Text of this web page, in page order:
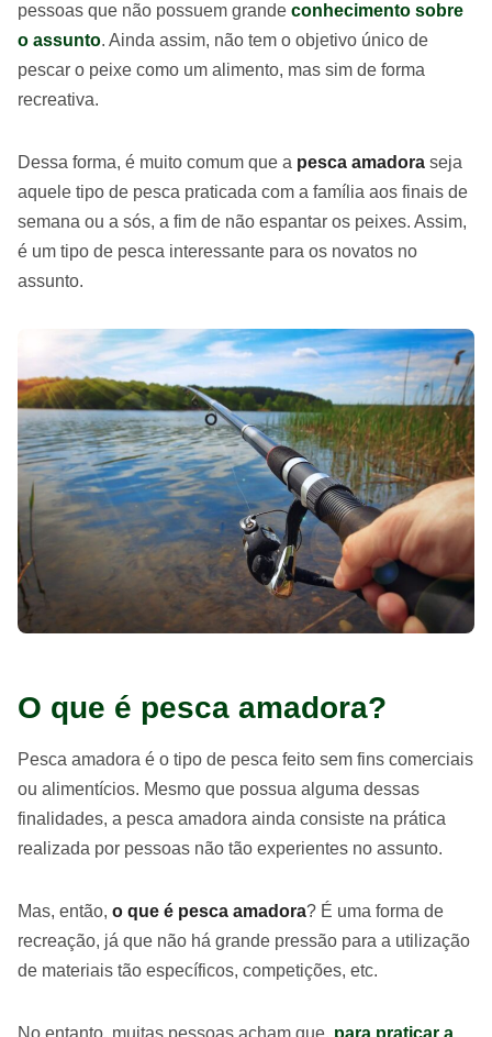
pessoas que não possuem grande conhecimento sobre
o assunto. Ainda assim, não tem o objetivo único de
pescar o peixe como um alimento, mas sim de forma
recreativa.
Dessa forma, é muito comum que a pesca amadora seja
aquele tipo de pesca praticada com a família aos finais de
semana ou a sós, a fim de não espantar os peixes. Assim,
é um tipo de pesca interessante para os novatos no
assunto.
O que é pesca amadora?
Pesca amadora é o tipo de pesca feito sem fins comerciais
ou alimentícios. Mesmo que possua alguma dessas
finalidades, a pesca amadora ainda consiste na prática
realizada por pessoas não tão experientes no assunto.
Mas, então, o que é pesca amadora? É uma forma de
recreação, já que não há grande pressão para a utilização
de materiais tão específicos, competições, etc.